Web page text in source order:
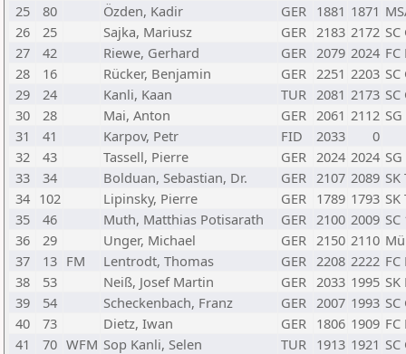
25
80 Özden, Kadir GER 1881 1871
26
25 Sajka, Mariusz GER 2183 2172
27
42 Riewe, Gerhard GER 2079 2024
28
16 Rücker, Benjamin GER 2251 2203
29
24 Kanli, Kaan TUR 2081 2173
30
28 Mai, Anton GER 2061 2112
31
41 Karpov, Petr FID 2033
0
32
43 Tassell, Pierre GER 2024 2024
33
34 Bolduan, Sebastian, Dr. GER 2107 2089
34 102 Lipinsky, Pierre GER 1789 1793
35
46 Muth, Matthias Potisarath GER 2100 2009
36
29 Unger, Michael GER 2150 2110
37
13 FM Lentrodt, Thomas GER 2208 2222
38
53 Neiß, Josef Martin GER 2033 1995
39
54 Scheckenbach, Franz GER 2007 1993
40
73 Dietz, Iwan GER 1806 1909
41
70 WFM Sop Kanli, Selen TUR 1913 1921